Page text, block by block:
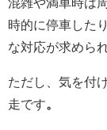
時的に停車した
な対応が求めら
ただし、気を付
走です。